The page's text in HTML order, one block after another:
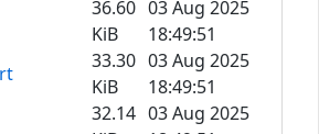
36.60
KiB
03 Aug 2025
18:49:51
33.30
KiB
03 Aug 2025
18:49:51
32.14 03 Aug 2025